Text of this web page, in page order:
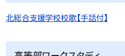
北総合支援学校校歌【手話付】